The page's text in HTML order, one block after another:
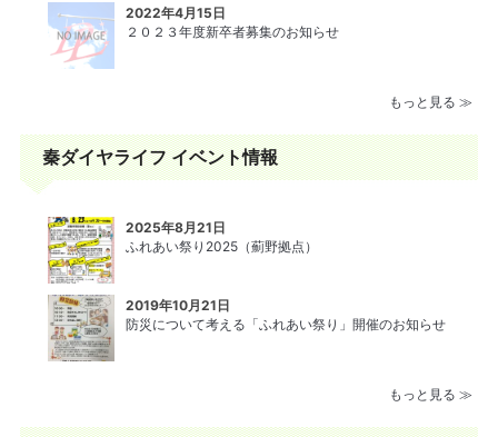
2022年4月15日
２０２３年度新卒者募集のお知らせ
もっと見る ≫
秦ダイヤライフ イベント情報
2025年8月21日
ふれあい祭り2025（薊野拠点）
2019年10月21日
防災について考える「ふれあい祭り」開催のお知らせ
もっと見る ≫